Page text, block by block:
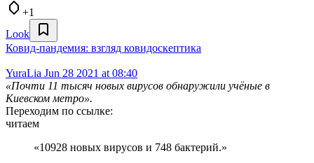
+1
Look
Ковид-пандемия: взгляд ковидоскептика
YuraLia Jun 28 2021 at 08:40
«Почти 11 тысяч новых вирусов обнаружили учёные в
Киевском метро».
Переходим по ссылке:
читаем
«10928 новых вирусов и 748 бактерий.»